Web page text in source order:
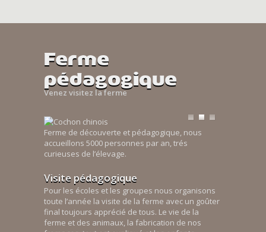
Ferme
pédagogique
Venez visitez la ferme
Ferme de découverte et pédagogique, nous
accueillons 5000 personnes par an, trés
curieuses de l’élevage.
Visite pédagogique
Pour les écoles et les groupes nous organisons
toute l’année la visite de la ferme avec un goûter
final toujours apprécié de tous. Le vie de la
ferme et des animaux, la fabrication de nos